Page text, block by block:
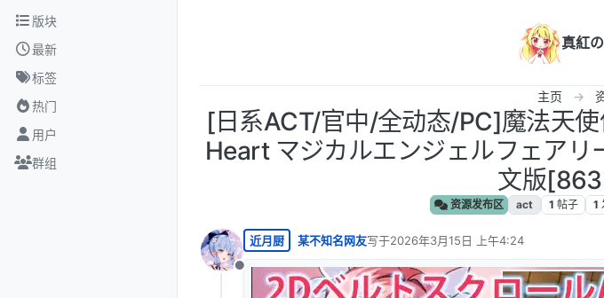
跳转至内容
版块
最新
标签
热门
用户
群组
真紅
主页
[日系ACT/官中/全动态/PC]魔法天
Heart マジカルエンジェルフェア
文版
资源发布区 act 1 帖子 1
离线
近月厨 某不知名网友写于2026年3月15日 上午4:24
最后由 编辑